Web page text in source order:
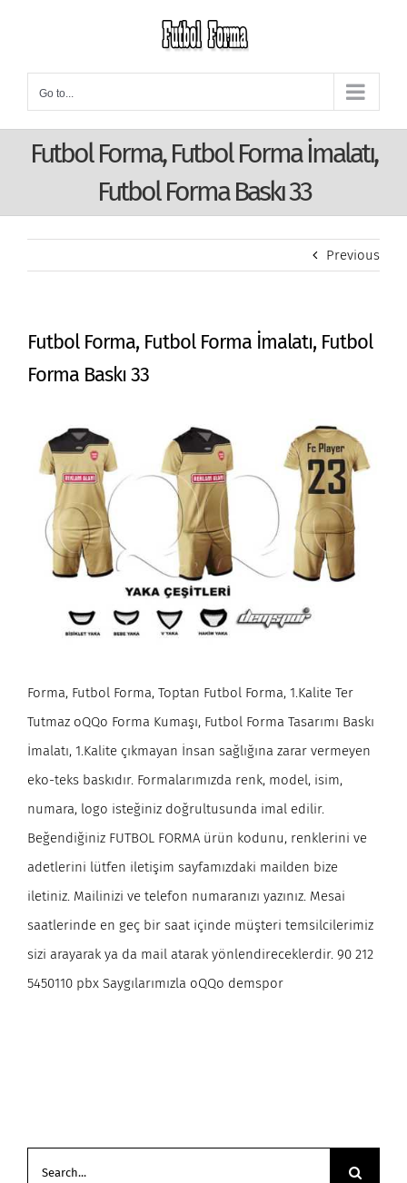
content
Go to...
Futbol Forma, Futbol Forma İmalatı,
Futbol Forma Baskı 33
Previous
Futbol Forma, Futbol Forma İmalatı, Futbol
Forma Baskı 33
Forma, Futbol Forma, Toptan Futbol Forma, 1.Kalite Ter
Tutmaz oQQo Forma Kumaşı, Futbol Forma Tasarımı Baskı
İmalatı, 1.Kalite çıkmayan İnsan sağlığına zarar vermeyen
eko-teks baskıdır. Formalarımızda renk, model, isim,
numara, logo isteğiniz doğrultusunda imal edilir.
Beğendiğiniz FUTBOL FORMA ürün kodunu, renklerini ve
adetlerini lütfen iletişim sayfamızdaki mailden bize
iletiniz. Mailinizi ve telefon numaranızı yazınız. Mesai
saatlerinde en geç bir saat içinde müşteri temsilcilerimiz
sizi arayarak ya da mail atarak yönlendireceklerdir. 90 212
5450110 pbx Saygılarımızla oQQo demspor